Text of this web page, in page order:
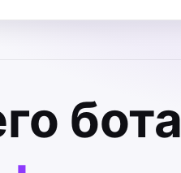
бота